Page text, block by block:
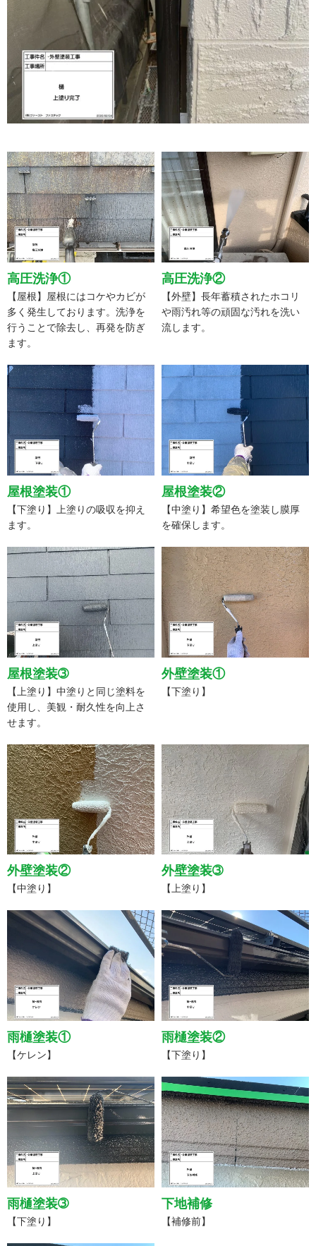
高圧洗浄①
【屋根】屋根にはコケやカビが
多く発生しております。洗浄を
行うことで除去し、再発を防ぎ
ます。
高圧洗浄②
【外壁】長年蓄積されたホコリ
や雨汚れ等の頑固な汚れを洗い
流します。
屋根塗装①
【下塗り】上塗りの吸収を抑え
ます。
屋根塗装②
【中塗り】希望色を塗装し膜厚
を確保します。
屋根塗装➂
【上塗り】中塗りと同じ塗料を
使用し、美観・耐久性を向上さ
せます。
外壁塗装①
【下塗り】
外壁塗装②
【中塗り】
外壁塗装➂
【上塗り】
雨樋塗装①
【ケレン】
雨樋塗装②
【下塗り】
雨樋塗装➂
【下塗り】
下地補修
【補修前】